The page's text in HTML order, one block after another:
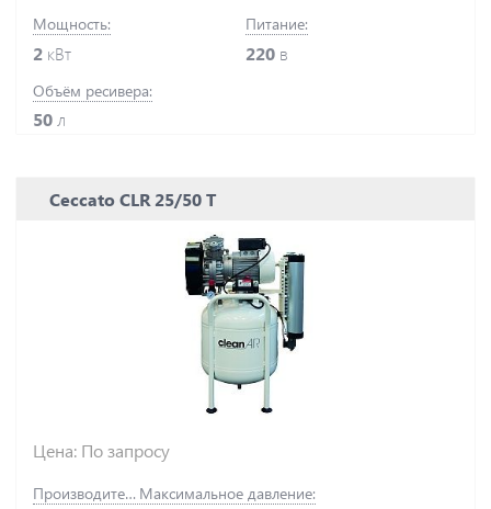
Мощность:
2 кВт
Питание:
220 в
Объём ресивера:
50л
Ceccato CLR 25/50 T
Цена: По запросу
Производительность: Максимальное давление: